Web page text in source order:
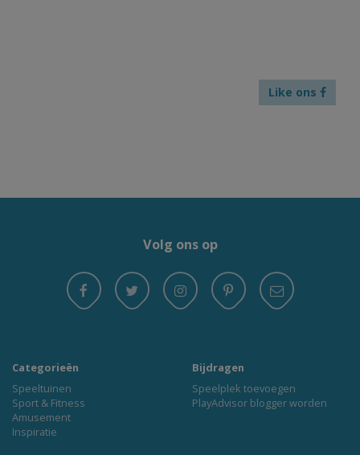
Like ons
Volg ons op
Categorieën
Speeltuinen
Sport & Fitness
Amusement
Inspiratie
Bijdragen
Speelplek toevoegen
PlayAdvisor blogger worden